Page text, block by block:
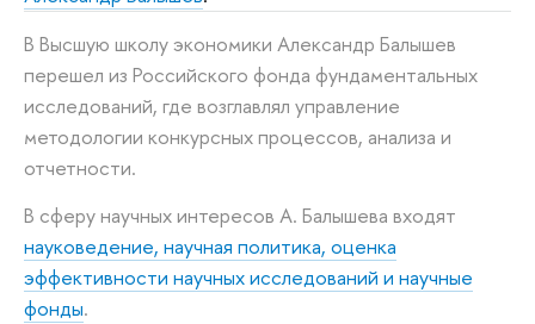
В Высшую школу экономики Александр Балышев
перешел из Российского фонда фундаментальных
исследований, где возглавлял управление
методологии конкурсных процессов, анализа и
отчетности.
В сферу научных интересов А. Балышева входят
науковедение, научная политика, оценка
эффективности научных исследований и научные
фонды.